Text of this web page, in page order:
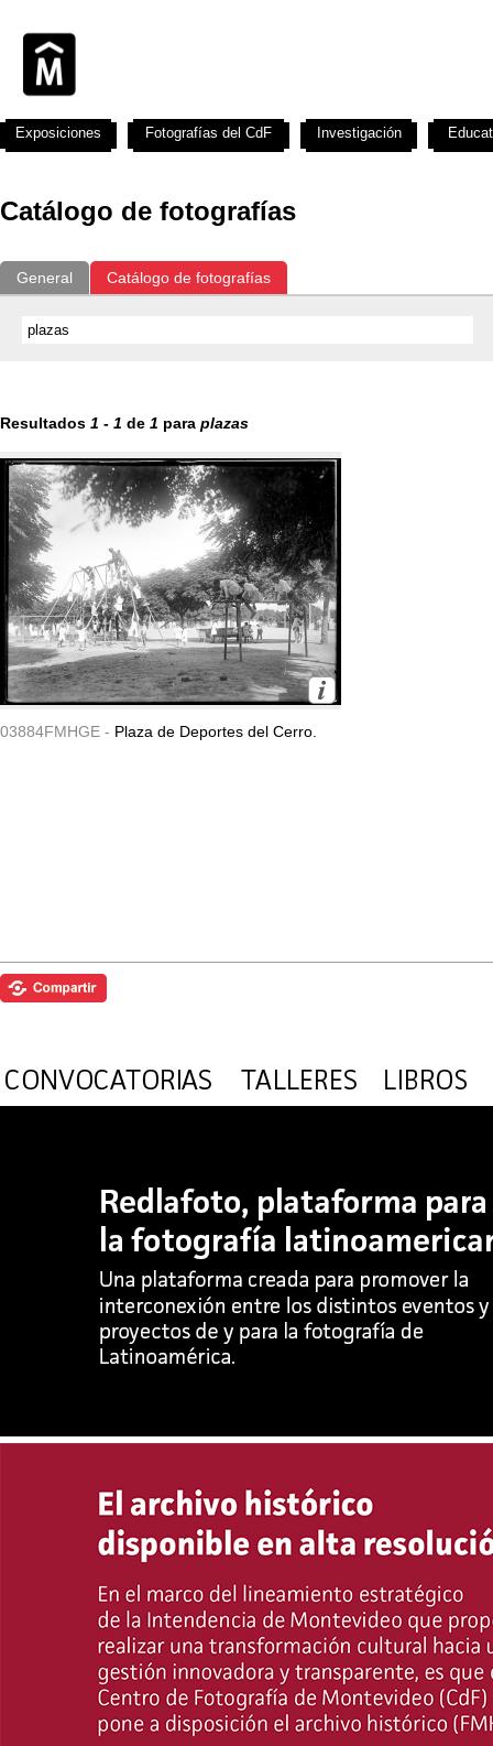
Catálogo de fotografías
General Catálogo de fotografías
Resultados 1 - 1 de 1 para plazas
03884FMHGE - Plaza de Deportes del Cerro.
Exposiciones Fotografías del CdF Investigación